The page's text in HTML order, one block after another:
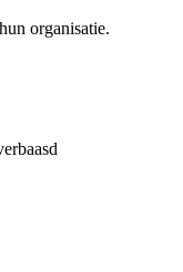
organisatie.